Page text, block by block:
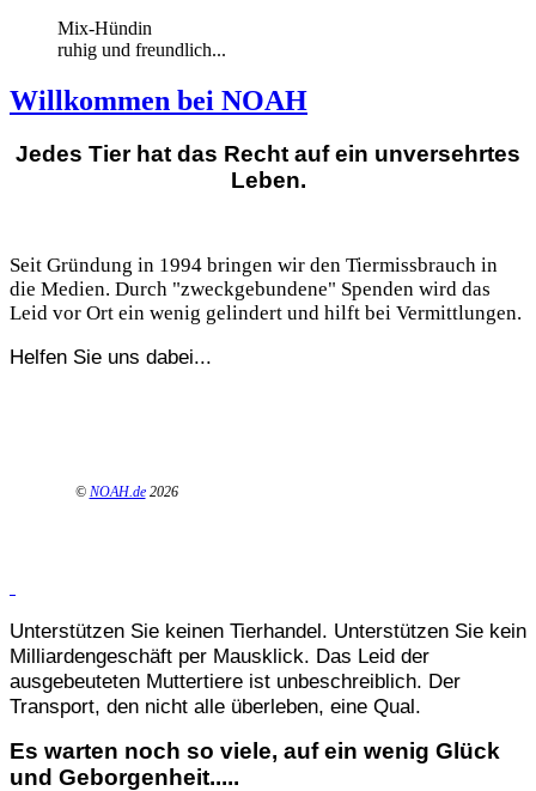
Mix-Hündin
ruhig und freundlich...
Willkommen bei NOAH
Jedes Tier hat das Recht auf ein unversehrtes
Leben.
Seit Gründung in 1994 bringen wir den Tiermissbrauch in
die Medien. Durch "zweckgebundene" Spenden wird das
Leid vor Ort ein wenig gelindert und hilft bei Vermittlungen.
Helfen Sie uns dabei...
© NOAH.de 2026
Unterstützen Sie keinen Tierhandel. Unterstützen Sie kein
Milliardengeschäft per Mausklick. Das Leid der
ausgebeuteten Muttertiere ist unbeschreiblich. Der
Transport, den nicht alle überleben, eine Qual.
Es warten noch so viele, auf ein wenig Glück
und Geborgenheit.....